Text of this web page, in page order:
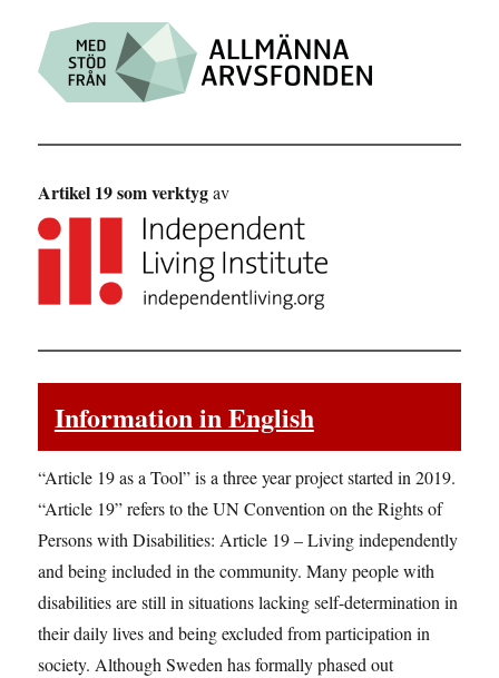
Artikel 19 som verktygav
Information in English
“Article 19 as a Tool” is a three year project started in 2019.
“Article 19” refers to the UN Convention on the Rights of
Persons with Disabilities: Article 19 – Living independently
and being included in the community. Many people with
disabilities are still in situations lacking self-determination in
their daily lives and being excluded from participation in
society. Although Sweden has formally phased out